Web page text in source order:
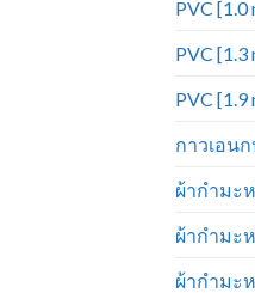
PVC
PVC
PVC [1.9
กาวเอน
ผ้ากำมะ
ผ้ากำมะ
ผ้ากำมะ